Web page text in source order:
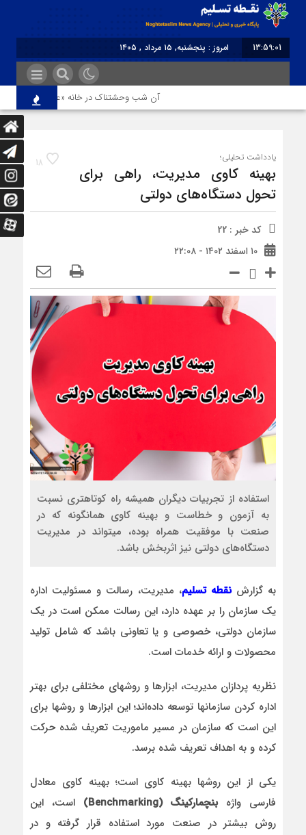
13:59:01
امروز : پنجشنبه, ۱۵ مرداد , ۱۴۰۵
آن شب وحشتناک در خانه «عصمت»
18 یادداشت تحلیلی؛
بهینه کاوی مدیریت، راهی برای
تحول دستگاه‌های دولتی
کد خبر : 22
۱۰ اسفند ۱۴۰۲ - ۲۲:۰۸
استفاده از تجربیات دیگران همیشه راه کوتاهتری نسبت
به آزمون و خطاست و بهینه کاوی همانگونه که در
صنعت با موفقیت همراه بوده، میتواند در مدیریت
دستگاه‌های دولتی نیز اثربخش باشد.
به گزارشنقطه تسلیم، مدیریت، رسالت و مسئولیت اداره
یک سازمان را بر عهده دارد، این رسالت ممکن است در یک
سازمان دولتی، خصوصی و یا تعاونی باشد که شامل تولید
محصولات و ارائه خدمات است.
نظریه پردازان مدیریت، ابزارها و روشهای مختلفی برای بهتر
اداره کردن سازمانها توسعه داده‌اند؛ این ابزارها و روشها برای
این است که سازمان در مسیر ماموریت تعریف شده حرکت
کرده و به اهداف تعریف شده برسد.
یکی از این روشها بهینه کاوی است؛ بهینه کاوی معادل
فارسی واژهبنچمارکینگ (Benchmarking)
است، این
روش بیشتر در صنعت مورد استفاده قرار گرفته و در